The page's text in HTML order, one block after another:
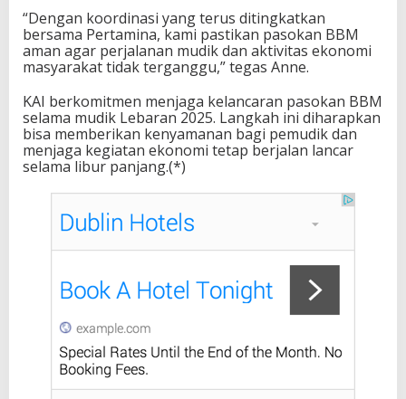
“Dengan koordinasi yang terus ditingkatkan
bersama Pertamina, kami pastikan pasokan BBM
aman agar perjalanan mudik dan aktivitas ekonomi
masyarakat tidak terganggu,” tegas Anne.
KAI berkomitmen menjaga kelancaran pasokan BBM
selama mudik Lebaran 2025. Langkah ini diharapkan
bisa memberikan kenyamanan bagi pemudik dan
menjaga kegiatan ekonomi tetap berjalan lancar
selama libur panjang.(*)